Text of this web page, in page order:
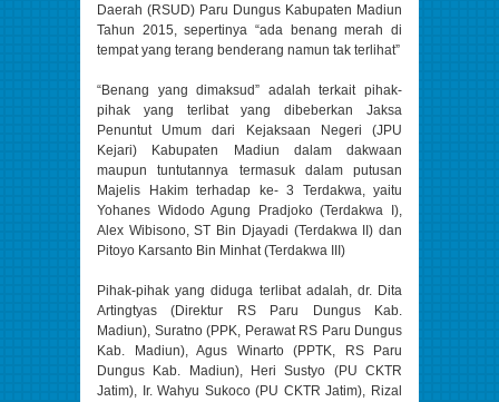
Daerah (RSUD) Paru Dungus Kabupaten Madiun
Tahun 2015, sepertinya “ada benang merah di
tempat yang terang benderang namun tak terlihat”
“Benang yang dimaksud” adalah terkait pihak-
pihak yang terlibat yang dibeberkan Jaksa
Penuntut Umum dari Kejaksaan Negeri (JPU
Kejari) Kabupaten Madiun dalam dakwaan
maupun tuntutannya termasuk dalam putusan
Majelis Hakim terhadap ke- 3 Terdakwa, yaitu
Yohanes Widodo Agung Pradjoko (Terdakwa I),
Alex Wibisono, ST Bin Djayadi (Terdakwa II) dan
Pitoyo Karsanto Bin Minhat (Terdakwa III)
Pihak-pihak yang diduga terlibat adalah, dr. Dita
Artingtyas (Direktur RS Paru Dungus Kab.
Madiun), Suratno (PPK, Perawat RS Paru Dungus
Kab. Madiun), Agus Winarto (PPTK, RS Paru
Dungus Kab. Madiun), Heri Sustyo (PU CKTR
Jatim), Ir. Wahyu Sukoco (PU CKTR Jatim), Rizal